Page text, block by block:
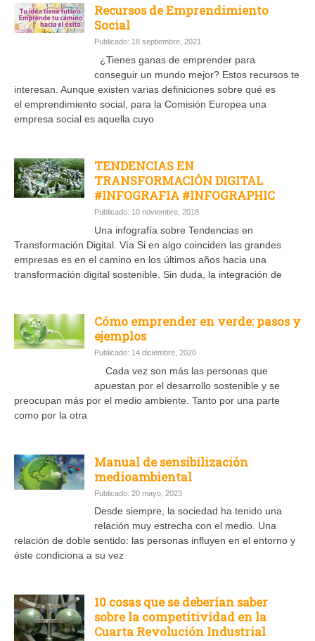
Recursos de Emprendimiento
Social
Publicado: 18 septiembre, 2021
¿Tienes ganas de emprender para
conseguir un mundo mejor? Estos recursos te
interesan. Aunque existen varias definiciones sobre qué es
el emprendimiento social, para la Comisión Europea una
empresa social es aquella cuyo
TENDENCIAS EN
TRANSFORMACIÓN DIGITAL
#INFOGRAFIA #INFOGRAPHIC
Publicado: 10 noviembre, 2018
Una infografía sobre Tendencias en
Transformación Digital. Vía Si en algo coinciden las grandes
empresas es en el camino en los últimos años hacia una
transformación digital sostenible. Sin duda, la integración de
Cómo emprender en verde: pasos y
ejemplos
Publicado: 14 diciembre, 2020
Cada vez son más las personas que
apuestan por el desarrollo sostenible y se
preocupan más por el medio ambiente. Tanto por una parte
como por la otra
Manual de sensibilización
medioambiental
Publicado: 20 mayo, 2023
Desde siempre, la sociedad ha tenido una
relación muy estrecha con el medio. Una
relación de doble sentido: las personas influyen en el entorno y
éste condiciona a su vez
10 cosas que se deberían saber
sobre la competitividad en la
Cuarta Revolución Industrial